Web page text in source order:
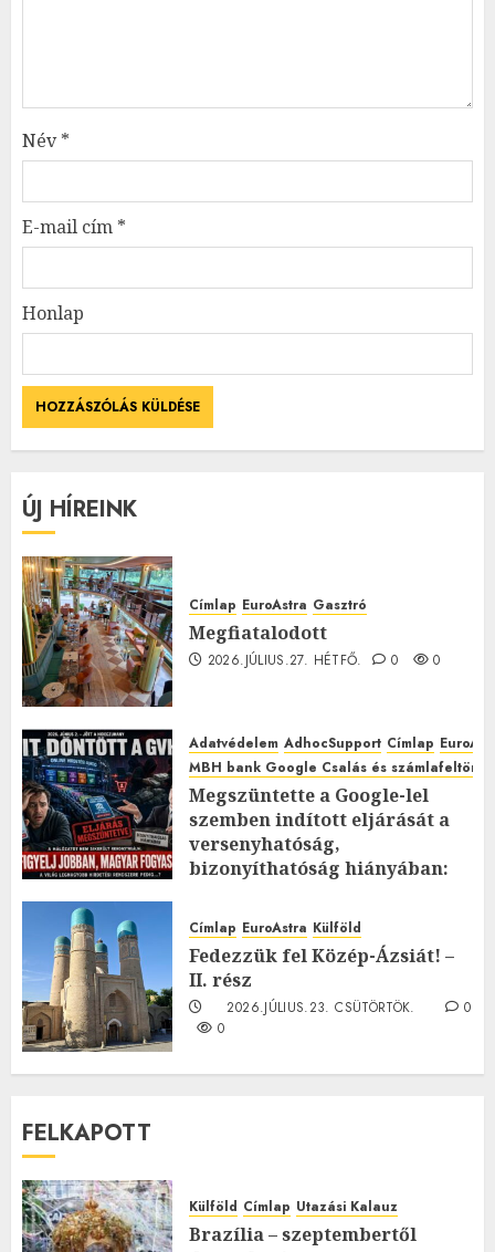
Név*
E-mail cím *
Honlap
ÚJ HÍREINK
Címlap EuroAstra Gasztró
Megfiatalodott
2026.JÚLIUS.27. HÉTFŐ. 0 0
Adatvédelem AdhocSupport Címlap
MBH bank Google Csalás és
Megszüntette a Google-lel
szemben indított eljárását a
versenyhatóság,
bizonyíthatóság hiányában:
2026.JÚLIUS.23. CSÜTÖRTÖK.
0
Címlap EuroAstra Külföld
Fedezzük fel Közép-Ázsiát! –
II. rész
2026.JÚLIUS.23. CSÜTÖRTÖK.
0
0
FELKAPOTT
Külföld Címlap Utazási Kalauz
Brazília – szeptembertől